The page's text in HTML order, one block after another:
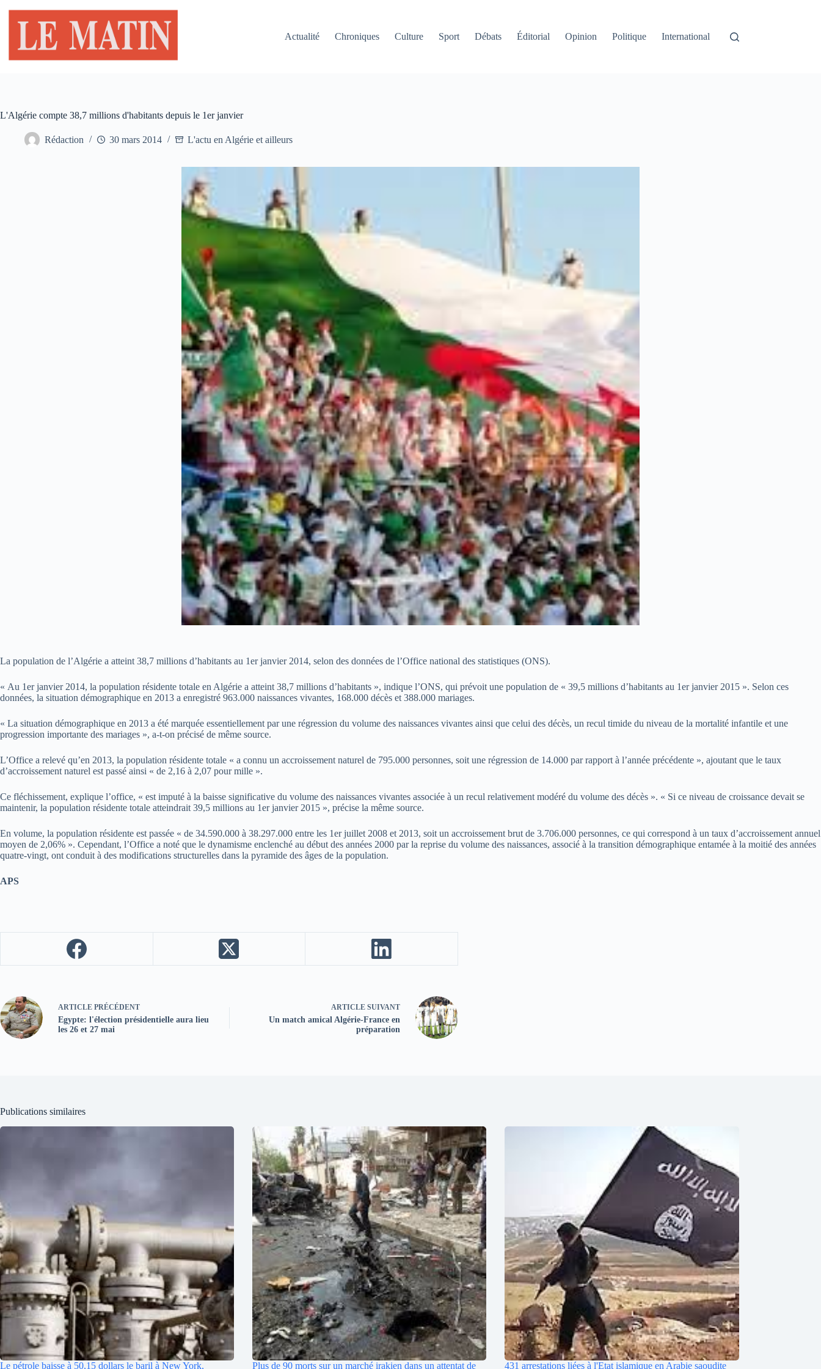
contenu
Actualité
Chroniques Culture Sport Débats Éditorial Opinion Politique International
L'Algérie compte 38,7 millions d'habitants depuis le 1er janvier
Rédaction 30 mars 2014 L'actu en Algérie et ailleurs
La population de l’Algérie a atteint 38,7 millions d’habitants au 1er janvier 2014, selon des données de l’Office national des statistiques (ONS).
« Au 1er janvier 2014, la population résidente totale en Algérie a atteint 38,7 millions d’habitants », indique l’ONS, qui prévoit une population de « 39,5 millions d’habitants au 1er janvier 2015 ». Selon ces
données, la situation démographique en 2013 a enregistré 963.000 naissances vivantes, 168.000 décès et 388.000 mariages.
« La situation démographique en 2013 a été marquée essentiellement par une régression du volume des naissances vivantes ainsi que celui des décès, un recul timide du niveau de la mortalité infantile et une
progression importante des mariages », a-t-on précisé de même source.
L’Office a relevé qu’en 2013, la population résidente totale « a connu un accroissement naturel de 795.000 personnes, soit une régression de 14.000 par rapport à l’année précédente », ajoutant que le taux
d’accroissement naturel est passé ainsi « de 2,16 à 2,07 pour mille ».
Ce fléchissement, explique l’office, « est imputé à la baisse significative du volume des naissances vivantes associée à un recul relativement modéré du volume des décès ». « Si ce niveau de croissance devait se
maintenir, la population résidente totale atteindrait 39,5 millions au 1er janvier 2015 », précise la même source.
En volume, la population résidente est passée « de 34.590.000 à 38.297.000 entre les 1er juillet 2008 et 2013, soit un accroissement brut de 3.706.000 personnes, ce qui correspond à un taux d’accroissement annuel
moyen de 2,06% ». Cependant, l’Office a noté que le dynamisme enclenché au début des années 2000 par la reprise du volume des naissances, associé à la transition démographique entamée à la moitié des années
quatre-vingt, ont conduit à des modifications structurelles dans la pyramide des âges de la population.
APS
ARTICLE PRÉCÉDENT
Egypte: l'élection présidentielle aura lieu
les 26 et 27 mai
ARTICLE SUIVANT
Un match amical Algérie-France en
préparation
Publications similaires
Le pétrole baisse à 50,15 dollars le baril à New York, Plus de 90 morts sur un marché irakien dans un attentat de 431 arrestations liées à l'Etat islamique en Arabie saoudite